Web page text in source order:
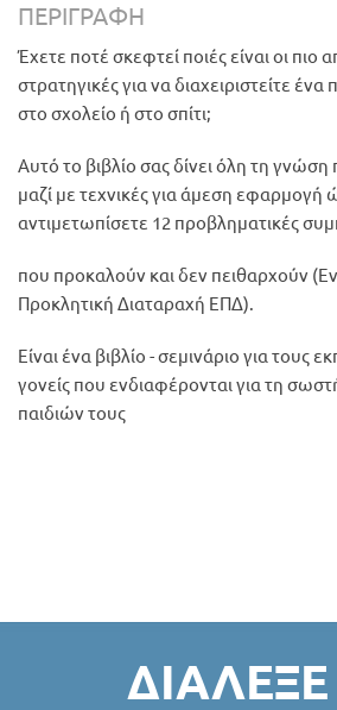
ΠΕΡΙΓΡΑΦΉ
Έχετε ποτέ σκεφτεί ποιές είναι οι πιο
στρατηγικές για να διαχειριστείτε ένα
στο σχολείο ή στο σπίτι;
Αυτό το βιβλίο σας δίνει όλη τη γνώση
μαζί με τεχνικές για άμεση εφαρμογή
αντιμετωπίσετε 12 προβληματικές
που προκαλούν και δεν πειθαρχούν
Προκλητική Διαταραχή ΕΠΔ).
Είναι ένα βιβλίο - σεμινάριο για τους
γονείς που ενδιαφέρονται για τη
παιδιών τους